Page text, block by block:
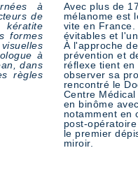
à
de
kératite
formes
à
dans
règles
Avec plus de
mélanome est
vite en
évitables et
À l'approche
prévention et
réflexe tient
observer sa
rencontré le
Centre
en binôme
notamment en
post-
le premier
miroir.